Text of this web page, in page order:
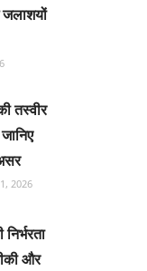
तस्वीर
2026
और